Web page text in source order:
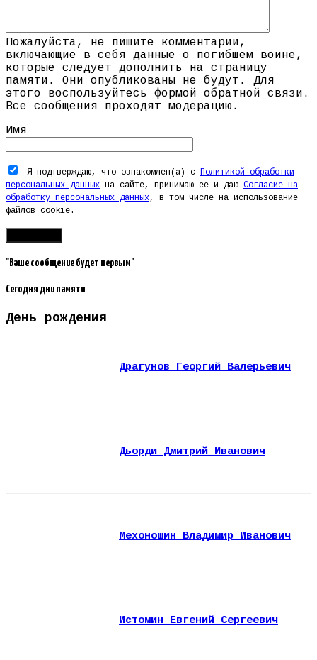
Пожалуйста, не пишите комментарии,
включающие в себя данные о погибшем воине,
которые следует дополнить на страницу
памяти. Они опубликованы не будут. Для
этого воспользуйтесь формой обратной связи.
Все сообщения проходят модерацию.
Имя
Я подтверждаю, что ознакомлен(а) с
Политикой обработки
персональных данных на сайте, принимаю ее и даю Согласие на
обработку персональных данных, в том числе на использование
файлов cookie.
"Ваше сообщение будет первым"
Сегодня дни памяти
День рождения
Драгунов Георгий Валерьевич
Дьорди Дмитрий Иванович
Мехоношин Владимир Иванович
Истомин Евгений Сергеевич